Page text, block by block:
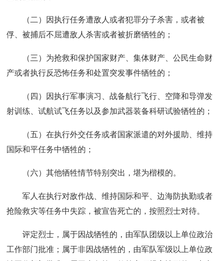
（二）因执行任务遭敌人或者犯罪分子杀害，或者被
俘、被捕后不屈遭敌人杀害或者被折磨牺牲的；
（三）为抢救和保护国家财产、集体财产、公民生命财
产或者执行反恐怖任务和处置突发事件牺牲的；
（四）因执行军事演习、战备航行飞行、空降和导弹发
射训练、试航试飞任务以及参加武器装备科研试验牺牲的；
（五）在执行外交任务或者国家派遣的对外援助、维持
国际和平任务中牺牲的；
（六）其他牺牲情节特别突出，堪为楷模的。
军人在执行对敌作战、维持国际和平、边海防执勤或者
抢险救灾等任务中失踪，被宣告死亡的，按照烈士对待。
评定烈士，属于因战牺牲的，由军队团级以上单位政治
工作部门批准；属于非因战牺牲的，由军队军级以上单位政